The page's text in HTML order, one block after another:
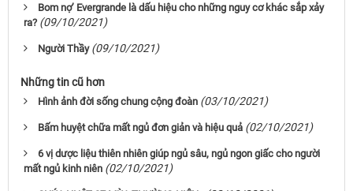
Bom nợ’ Evergrande là dấu hiệu cho những nguy cơ khác sắp xảy
ra? (09/10/2021)
Người Thầy (09/10/2021)
Những tin cũ hơn
Hình ảnh đời sống chung cộng đoàn (03/10/2021)
Bấm huyệt chữa mất ngủ đơn giản và hiệu quả (02/10/2021)
6 vị dược liệu thiên nhiên giúp ngủ sâu, ngủ ngon giấc cho người
mất ngủ kinh niên (02/10/2021)